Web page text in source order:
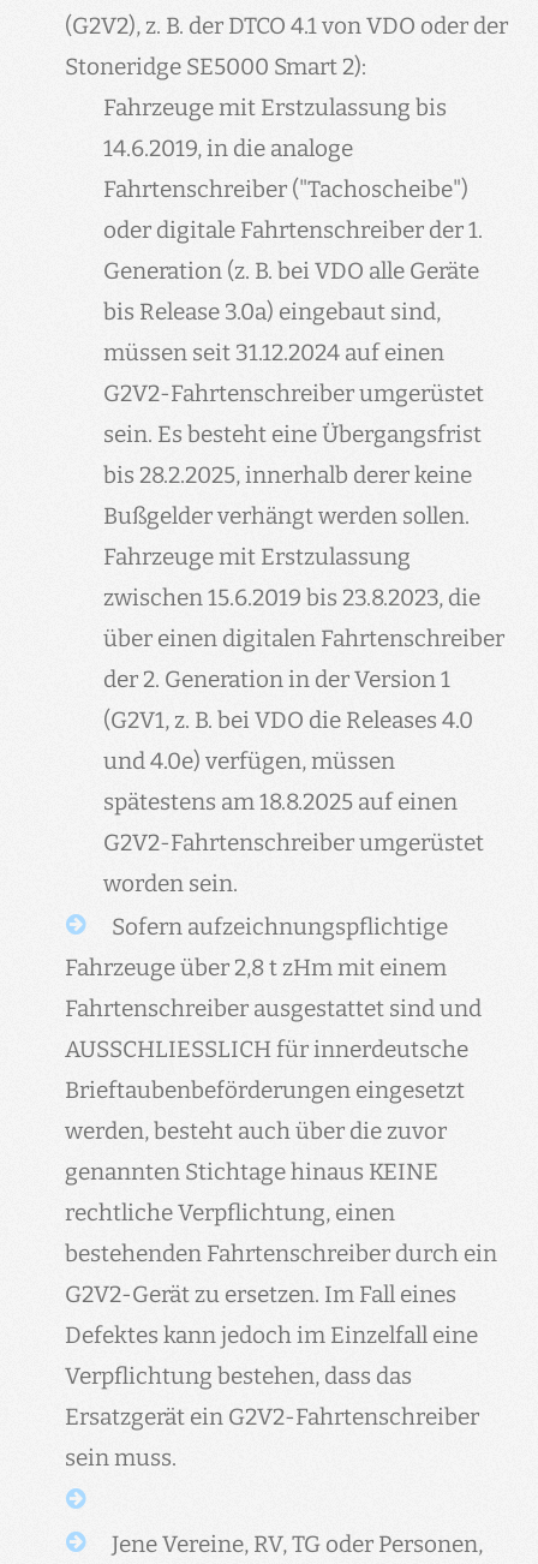
(G2V2), z. B. der DTCO 4.1 von VDO oder der
Stoneridge SE5000 Smart 2):
Fahrzeuge mit Erstzulassung bis
14.6.2019, in die analoge
Fahrtenschreiber ("Tachoscheibe")
oder digitale Fahrtenschreiber der 1.
Generation (z. B. bei VDO alle Geräte
bis Release 3.0a) eingebaut sind,
müssen seit 31.12.2024 auf einen
G2V2-Fahrtenschreiber umgerüstet
sein. Es besteht eine Übergangsfrist
bis 28.2.2025, innerhalb derer keine
Bußgelder verhängt werden sollen.
Fahrzeuge mit Erstzulassung
zwischen 15.6.2019 bis 23.8.2023, die
über einen digitalen Fahrtenschreiber
der 2. Generation in der Version 1
(G2V1, z. B. bei VDO die Releases 4.0
und 4.0e) verfügen, müssen
spätestens am 18.8.2025 auf einen
G2V2-Fahrtenschreiber umgerüstet
worden sein.
Sofern aufzeichnungspflichtige
Fahrzeuge über 2,8 t zHm mit einem
Fahrtenschreiber ausgestattet sind und
AUSSCHLIESSLICH für innerdeutsche
Brieftaubenbeförderungen eingesetzt
werden, besteht auch über die zuvor
genannten Stichtage hinaus KEINE
rechtliche Verpflichtung, einen
bestehenden Fahrtenschreiber durch ein
G2V2-Gerät zu ersetzen. Im Fall eines
Defektes kann jedoch im Einzelfall eine
Verpflichtung bestehen, dass das
Ersatzgerät ein G2V2-Fahrtenschreiber
sein muss.
Jene Vereine, RV, TG oder Personen,